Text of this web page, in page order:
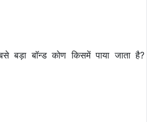
बड़ा बॉन्ड कोण किसमें पाया जाता है?